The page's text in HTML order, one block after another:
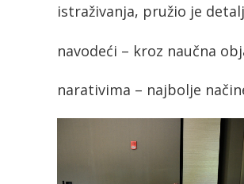
istraživanja, pružio je
navodeći – kroz naučna
narativima – najbolje